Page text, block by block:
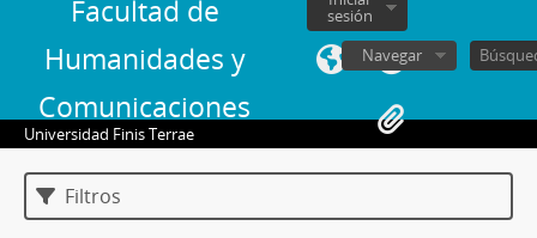
Facultad de
Humanidades y
Comunicaciones
sesión
Navegar
Universidad Finis Terrae
Filtros